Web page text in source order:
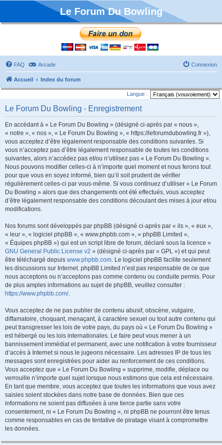
Le Forum Du Bowling
FAQ Arcade Connexion
Accueil Index du forum
Langue :
Le Forum Du Bowling - Enregistrement
En accédant à « Le Forum Du Bowling » (désigné ci-après par « nous »,
« notre », « nos », « Le Forum Du Bowling », « https://leforumdubowling.fr »),
vous acceptez d’être légalement responsable des conditions suivantes. Si
vous n’acceptez pas d’être légalement responsable de toutes les conditions
suivantes, alors n’accédez pas et/ou n’utilisez pas « Le Forum Du Bowling ».
Nous pouvons modifier celles-ci à n’importe quel moment et nous ferons tout
pour que vous en soyez informé, bien qu’il soit prudent de vérifier
régulièrement celles-ci par vous-même. Si vous continuez d’utiliser « Le Forum
Du Bowling » alors que des changements ont été effectués, vous acceptez
d’être légalement responsable des conditions découlant des mises à jour et/ou
modifications.
Nos forums sont développés par phpBB (désigné ci-après par « ils », « eux »,
« leur », « logiciel phpBB », « www.phpbb.com », « phpBB Limited »,
« Équipes phpBB ») qui est un script libre de forum, déclaré sous la licence «
GNU General Public License v2 » (désigné ci-après par « GPL ») et qui peut
être téléchargé depuis www.phpbb.com. Le logiciel phpBB facilite seulement
les discussions sur Internet. phpBB Limited n’est pas responsable de ce que
nous acceptons ou n’acceptons pas comme contenu ou conduite permis. Pour
de plus amples informations au sujet de phpBB, veuillez consulter :
https://www.phpbb.com/.
Vous acceptez de ne pas publier de contenu abusif, obscène, vulgaire,
diffamatoire, choquant, menaçant, à caractère sexuel ou tout autre contenu qui
peut transgresser les lois de votre pays, du pays où « Le Forum Du Bowling »
est hébergé ou les lois internationales. Le faire peut vous mener à un
bannissement immédiat et permanent, avec une notification à votre fournisseur
d’accès à Internet si nous le jugeons nécessaire. Les adresses IP de tous les
messages sont enregistrées pour aider au renforcement de ces conditions.
Vous acceptez que « Le Forum Du Bowling » supprime, modifie, déplace ou
verrouille n’importe quel sujet lorsque nous estimons que cela est nécessaire.
En tant que membre, vous acceptez que toutes les informations que vous avez
saisies soient stockées dans notre base de données. Bien que ces
informations ne soient pas diffusées à une tierce partie sans votre
consentement, ni « Le Forum Du Bowling », ni phpBB ne pourront être tenus
comme responsables en cas de tentative de piratage visant à compromettre
les données.